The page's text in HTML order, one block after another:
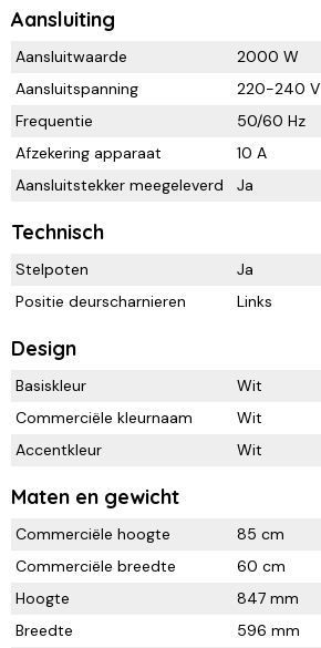
Aansluiting
Aansluitwaarde
2000 W
Aansluitspanning
220-240 V
Frequentie
50/60 Hz
Afzekering apparaat
10 A
Aansluitstekker meegeleverd
Ja
Technisch
Stelpoten
Ja
Positie deurscharnieren
Links
Design
Basiskleur
Wit
Commerciële kleurnaam
Wit
Accentkleur
Wit
Maten en gewicht
Commerciële hoogte
85 cm
Commerciële breedte
60 cm
Hoogte
847 mm
Breedte
596 mm